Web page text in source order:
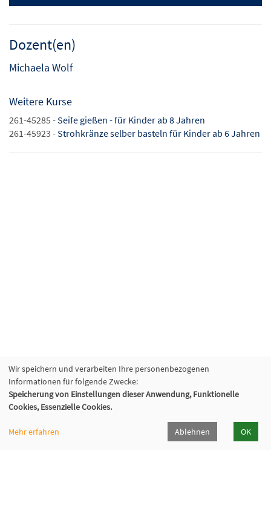
Dozent(en)
Michaela Wolf
Weitere Kurse
261-45285 -Seife gießen - für Kinder ab 8 Jahren
261-45923 -Strohkränze selber basteln für Kinder ab 6 Jahren
Wir speichern und verarbeiten Ihre personenbezogenen
Informationen für folgende Zwecke:
Speicherung von Einstellungen dieser Anwendung, Funktionelle
Cookies, Essenzielle Cookies.
Mehr erfahren Ablehnen OK